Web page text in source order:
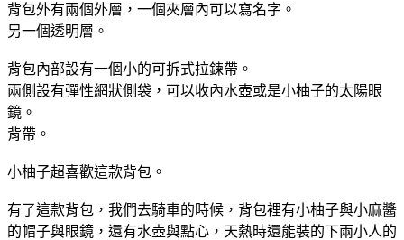
背包外有兩個外層，一個夾層內可以寫名字。
另一個透明層。
背包內部設有一個小的可拆式拉鍊帶。
兩側設有彈性網狀側袋，可以收內水壺或是小柚子的太陽眼
鏡。
背帶。
小柚子超喜歡這款背包。
有了這款背包，我們去騎車的時候，背包裡有小柚子與小麻醬
的帽子與眼鏡，還有水壺與點心，天熱時還能裝的下兩小人的